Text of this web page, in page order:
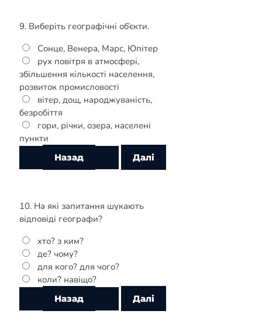
9. Виберіть географічні об’єкти.
Сонце, Венера, Марс, Юпітер
рух повітря в атмосфері,
збільшення кількості населення,
розвиток промисловості
вітер, дощ, народжуваність,
безробіття
гори, річки, озера, населені
пункти
10. На які запитання шукають
відповіді географи?
хто? з ким?
де? чому?
для кого? для чого?
коли? навіщо?